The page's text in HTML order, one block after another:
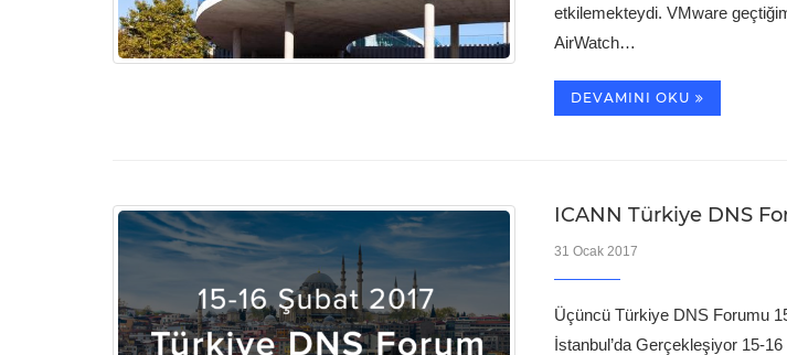
etkilemekteydi. VMware
AirWatch…
DEVAMINI OKU
ICANN Türkiye DNS
31 Ocak 2017
Üçüncü Türkiye DNS Forumu
İstanbul’da Gerçekleşiyor 15-